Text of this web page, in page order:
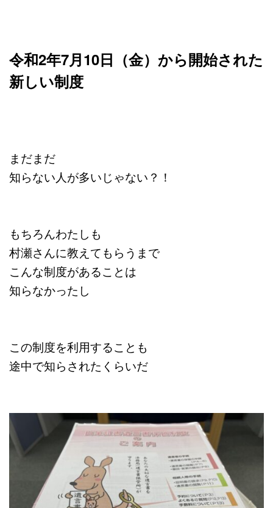
令和2年7月10日（金）から開始された
新しい制度
まだまだ
知らない人が多いじゃない？！
もちろんわたしも
村瀬さんに教えてもらうまで
こんな制度があることは
知らなかったし
この制度を利用することも
途中で知らされたくらいだ